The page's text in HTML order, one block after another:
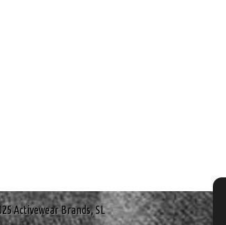
Activewear Brands, SL